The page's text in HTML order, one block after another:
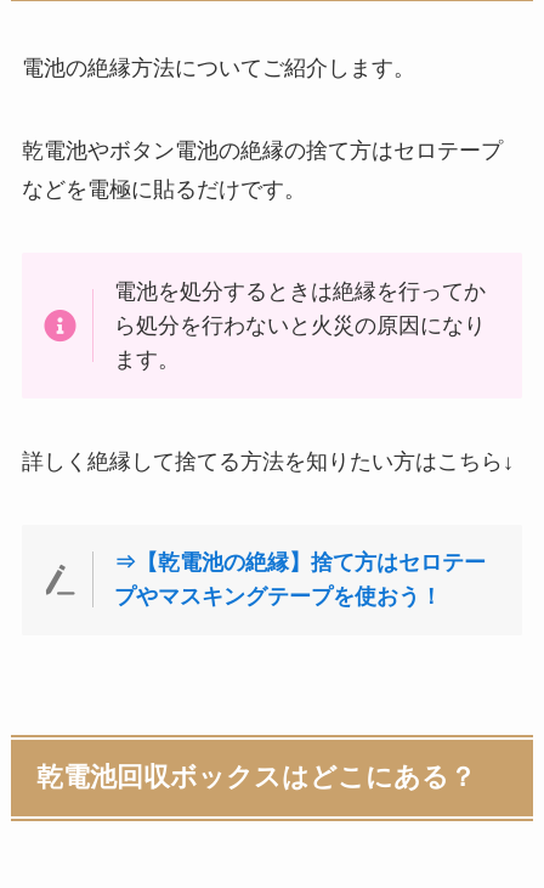
電池の絶縁方法についてご紹介します。
乾電池やボタン電池の絶縁の捨て方はセロテープ
などを電極に貼るだけです。
電池を処分するときは絶縁を行ってか
ら処分を行わないと火災の原因になり
ます。
詳しく絶縁して捨てる方法を知りたい方はこちら↓
⇒【乾電池の絶縁】捨て方はセロテー
プやマスキングテープを使おう！
乾電池回収ボックスはどこにある？